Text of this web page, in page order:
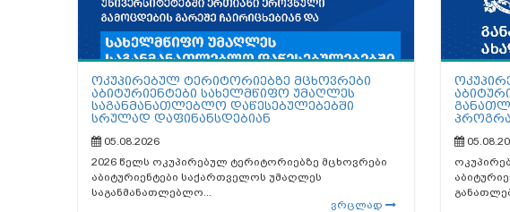
ოკუპირებულ ტერიტორიებზე მცხოვრები
აბიტურიენტები სახელმწიფო უმაღლეს
საგანმანათლებლო დაწესებულებებში
სრულად დაფინანსდებიან
05.08.2026
2026 წელს ოკუპირებულ ტერიტორიებზე მცხოვრები
აბიტურიენტები საქართველოს უმაღლეს
საგანმანათლებლო...
ვრცლად